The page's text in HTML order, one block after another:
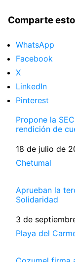
Comparte
WhatsApp
Facebook
X
LinkedIn
Pinterest
Propone la
rendición de
Fecha
18 de julio de
Respecto a
Chetumal
Aprueban la
Solidaridad
Fecha
3 de
Respecto a
Playa del